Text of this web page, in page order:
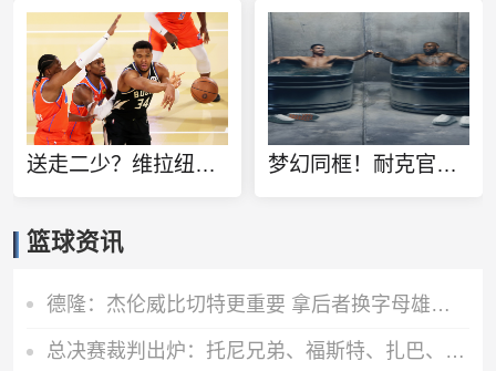
送走二少？维拉纽瓦：雷霆该用切特+多特+杰伦威去换字母哥 梦幻同框！耐克官方晒詹姆斯C罗同泡冰水浴广告：定义伟大
篮球资讯
德隆：杰伦威比切特更重要 拿后者换字母雄鹿是不会同意的
总决赛裁判出炉：托尼兄弟、福斯特、扎巴、马克·戴维斯皆在列！